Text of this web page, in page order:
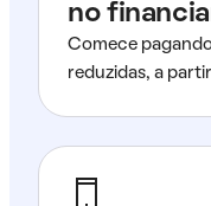
no
Comece
reduzidas, a